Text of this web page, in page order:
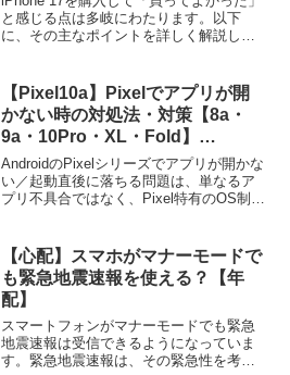
と感じる点は多岐にわたります。以下
に、その主なポイントを詳しく解説しま
【Pixel10a】Pixelでアプリが開
かない時の対処法・対策【8a・
9a・10Pro・XL・Fold】
【Google・Android】
AndroidのPixelシリーズでアプリが開かな
い／起動直後に落ちる問題は、単なるア
プリ不具合ではなく、Pixel特有のOS制
す。ここでは、Pixel（Google製端...
【心配】スマホがマナーモードで
も緊急地震速報を使える？【年
配】
スマートフォンがマナーモードでも緊急
地震速報は受信できるようになっていま
す。緊急地震速報は、その緊急性を考慮